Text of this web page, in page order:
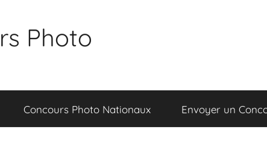
Photo
Concours Photo Nationaux Envoyer un